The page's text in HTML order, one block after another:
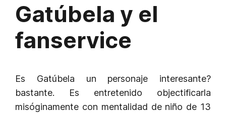
Gatúbela y el
fanservice
Es Gatúbela un personaje interesante?
bastante. Es entretenido objectificarla
misóginamente con mentalidad de niño de 13